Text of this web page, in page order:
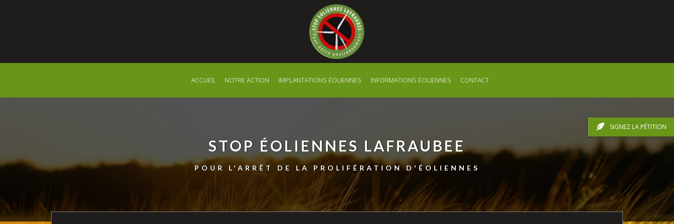
SIGNEZ LA PÉTITION
ACCUEIL NOTRE ACTION IMPLANTATIONS ÉOLIENNES INFORMATIONS ÉOLIENNES CONTACT
STOP ÉOLIENNES LAFRAUBEE
POUR L'ARRÊT DE LA PROLIFÉRATION D'ÉOLIENNES